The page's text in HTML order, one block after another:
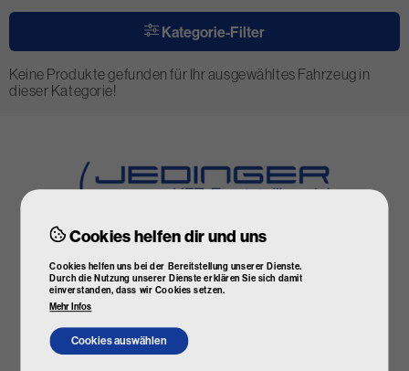
Kategorie-Filter
Keine Produkte gefunden für Ihr ausgewähltes Fahrzeug in
dieser Kategorie!
Jedinger Kfz-
Cookies helfen dir und uns
Cookies helfen uns bei der Bereitstellung unserer Dienste.
Durch die Nutzung unserer Dienste erklären Sie sich damit
einverstanden, dass wir Cookies setzen.
Mehr Infos
Cookies auswählen